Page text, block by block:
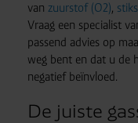
van zuurstof (O2),
Vraag een specialist
passend advies op
weg bent en dat u de
negatief beïnvloed.
De juiste